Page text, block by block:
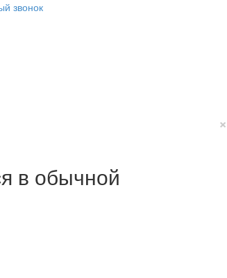
звонок
×
в обычной